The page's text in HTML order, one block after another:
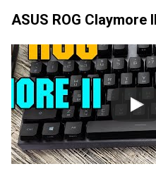
ASUS ROG Claymore